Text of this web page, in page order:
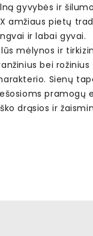
gyvybės ir
amžiaus pietų
ir labai gyvai.
mėlynos ir
bei
Sienų
pramogų
drąsios ir